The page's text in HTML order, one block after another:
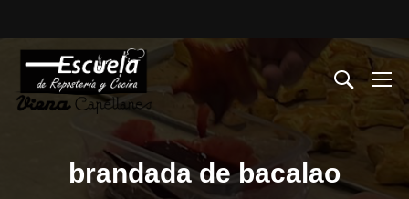
brandada de bacalao